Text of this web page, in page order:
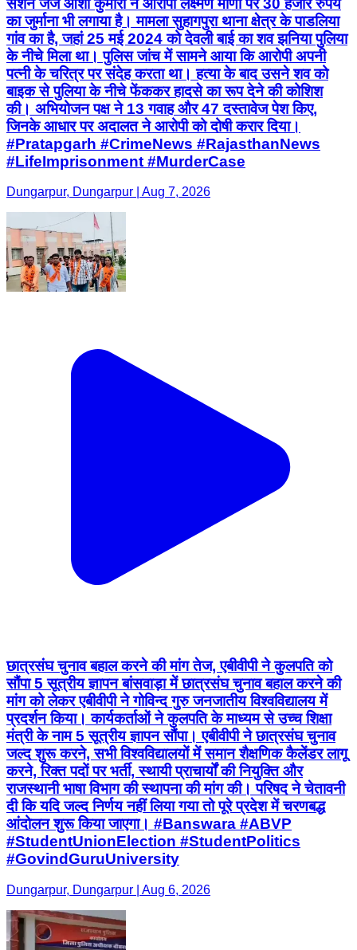
सेशन जज आशा कुमारी ने आरोपी लक्ष्मण मीणा पर 30 हजार रुपये
का जुर्माना भी लगाया है। मामला सुहागपुरा थाना क्षेत्र के पाडलिया
गांव का है, जहां 25 मई 2024 को देवली बाई का शव झनिया पुलिया
के नीचे मिला था। पुलिस जांच में सामने आया कि आरोपी अपनी
पत्नी के चरित्र पर संदेह करता था। हत्या के बाद उसने शव को
बाइक से पुलिया के नीचे फेंककर हादसे का रूप देने की कोशिश
की। अभियोजन पक्ष ने 13 गवाह और 47 दस्तावेज पेश किए,
जिनके आधार पर अदालत ने आरोपी को दोषी करार दिया।
#Pratapgarh #CrimeNews #RajasthanNews
#LifeImprisonment #MurderCase
Dungarpur, Dungarpur | Aug 7, 2026
छात्रसंघ चुनाव बहाल करने की मांग तेज, एबीवीपी ने कुलपति को
सौंपा 5 सूत्रीय ज्ञापन बांसवाड़ा में छात्रसंघ चुनाव बहाल करने की
मांग को लेकर एबीवीपी ने गोविन्द गुरु जनजातीय विश्वविद्यालय में
प्रदर्शन किया। कार्यकर्ताओं ने कुलपति के माध्यम से उच्च शिक्षा
मंत्री के नाम 5 सूत्रीय ज्ञापन सौंपा। एबीवीपी ने छात्रसंघ चुनाव
जल्द शुरू करने, सभी विश्वविद्यालयों में समान शैक्षणिक कैलेंडर लागू
करने, रिक्त पदों पर भर्ती, स्थायी प्राचार्यों की नियुक्ति और
राजस्थानी भाषा विभाग की स्थापना की मांग की। परिषद ने चेतावनी
दी कि यदि जल्द निर्णय नहीं लिया गया तो पूरे प्रदेश में चरणबद्ध
आंदोलन शुरू किया जाएगा। #Banswara #ABVP
#StudentUnionElection #StudentPolitics
#GovindGuruUniversity
Dungarpur, Dungarpur | Aug 6, 2026